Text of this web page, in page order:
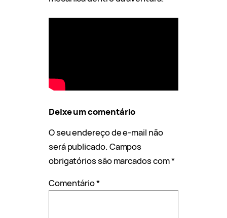
Deixe um comentário
O seu endereço de e-mail não
será publicado. Campos
obrigatórios são marcados com*
Comentário*